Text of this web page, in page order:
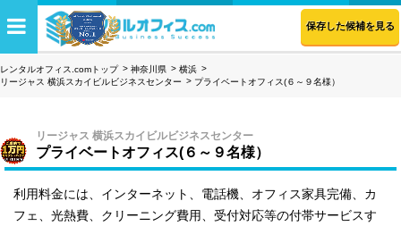
保存した候補を見る
レンタルオフィス.comトップ 神奈川県
横浜
リージャス 横浜スカイビルビジネスセンター
プライベートオフィス(６～９名様）
リージャス 横浜スカイビルビジネスセンター
プライベートオフィス(６～９名様）
利用料金には、インターネット、電話機、オフィス家具完備、カ
フェ、光熱費、クリーニング費用、受付対応等の付帯サービスす